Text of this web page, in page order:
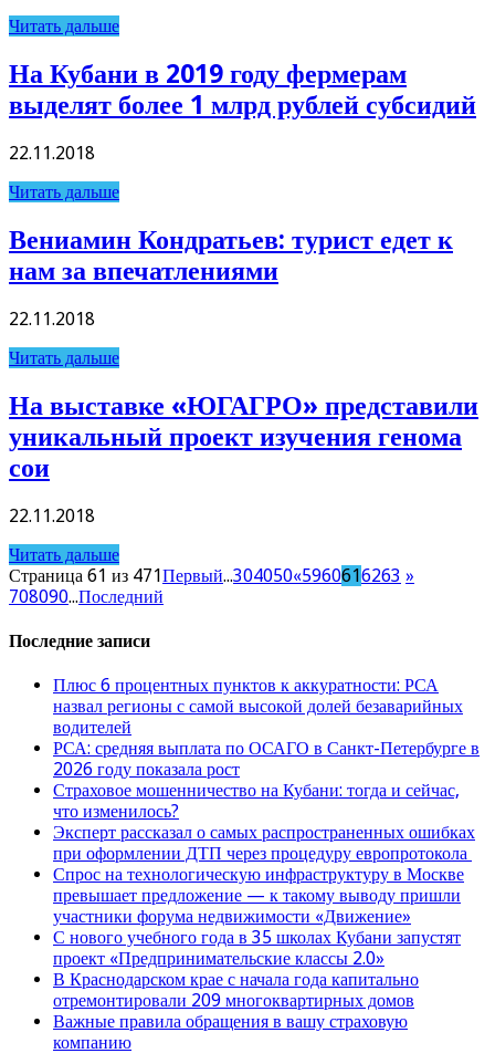
Читать дальше
На Кубани в 2019 году фермерам
выделят более 1 млрд рублей субсидий
22.11.2018
Читать дальше
Вениамин Кондратьев: турист едет к
нам за впечатлениями
22.11.2018
Читать дальше
На выставке «ЮГАГРО» представили
уникальный проект изучения генома
сои
22.11.2018
Читать дальше
Страница 61 из 471Первый...304050«5960616263 »
708090...Последний
Последние записи
Плюс 6 процентных пунктов к аккуратности: РСА
назвал регионы с самой высокой долей безаварийных
водителей
РСА: средняя выплата по ОСАГО в Санкт-Петербурге в
2026 году показала рост
Страховое мошенничество на Кубани: тогда и сейчас,
что изменилось?
Эксперт рассказал о самых распространенных ошибках
при оформлении ДТП через процедуру европротокола
Спрос на технологическую инфраструктуру в Москве
превышает предложение — к такому выводу пришли
участники форума недвижимости «Движение»
С нового учебного года в 35 школах Кубани запустят
проект «Предпринимательские классы 2.0»
В Краснодарском крае с начала года капитально
отремонтировали 209 многоквартирных домов
Важные правила обращения в вашу страховую
компанию